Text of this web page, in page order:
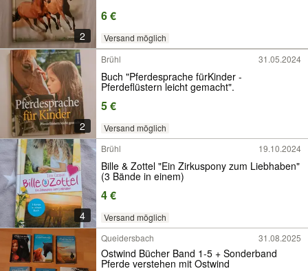
2
6 €
Versand möglich
2
Brühl 31.05.2024
Buch "Pferdesprache fürKinder -
Pferdeflüstern leicht gemacht".
5 €
Versand möglich
4
Brühl 19.10.2024
Bille & Zottel "Ein Zirkuspony zum Liebhaben"
(3 Bände in einem)
4 €
Versand möglich
Queidersbach
31.08.2025
Ostwind Bücher Band 1-5 + Sonderband
Pferde verstehen mit Ostwind